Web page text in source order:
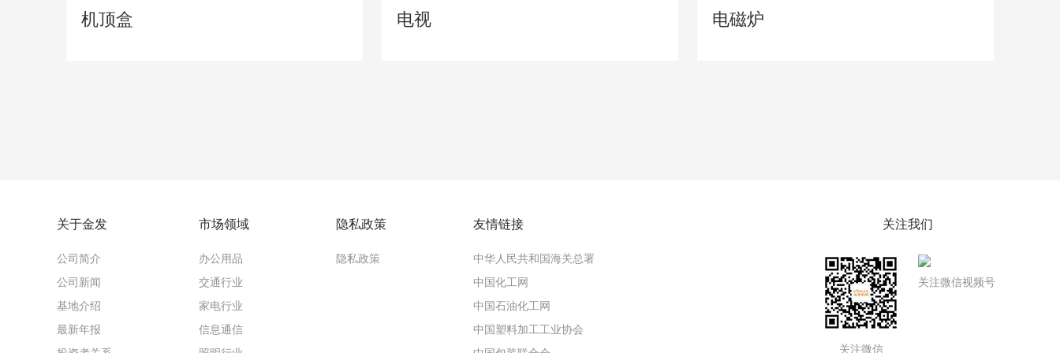
机顶盒 电视 电磁炉
关于金发
公司简介
公司新闻
基地介绍
最新年报
市场领域
办公用品
交通行业
家电行业
信息通信
隐私政策
隐私政策
友情链接
中华人民共和国海关总署
中国化工网
中国石油化工网
中国塑料加工工业协会
关注我们
关注微信
关注微信视频号